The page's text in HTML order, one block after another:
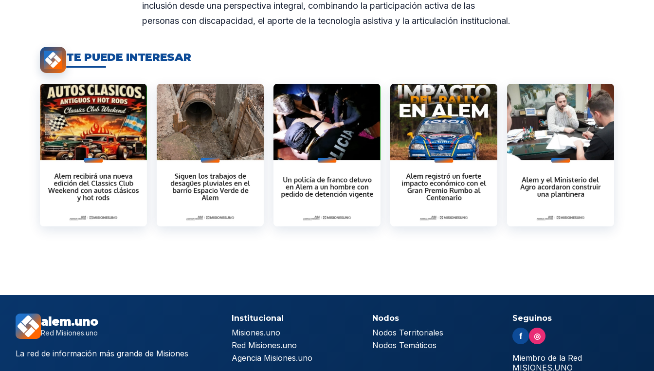
inclusión desde una perspectiva integral, combinando la participación activa de las
personas con discapacidad, el aporte de la tecnología asistiva y la articulación institucional.
TE PUEDE INTERESAR
alem.uno
Red Misiones.uno
La red de información más grande de Misiones
Institucional
Misiones.uno
Red Misiones.uno
Agencia Misiones.uno
Nodos
Nodos Territoriales
Nodos Temáticos
Seguinos
f ◎
Miembro de la Red
MISIONES.UNO